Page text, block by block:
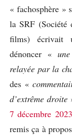
« fachosphère »
la SRF (Société
films) écrivait
dénoncer «
relayée par la
des «
d’extrême droite
7 décembre 2023
remis ça à